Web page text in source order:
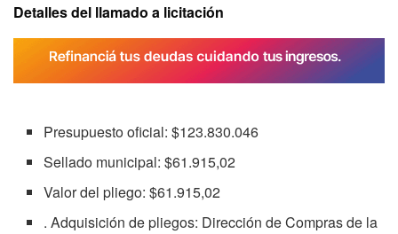
Detalles del llamado a licitación
Presupuesto oficial: $123.830.046
Sellado municipal: $61.915,02
Valor del pliego: $61.915,02
. Adquisición de pliegos: Dirección de Compras de la